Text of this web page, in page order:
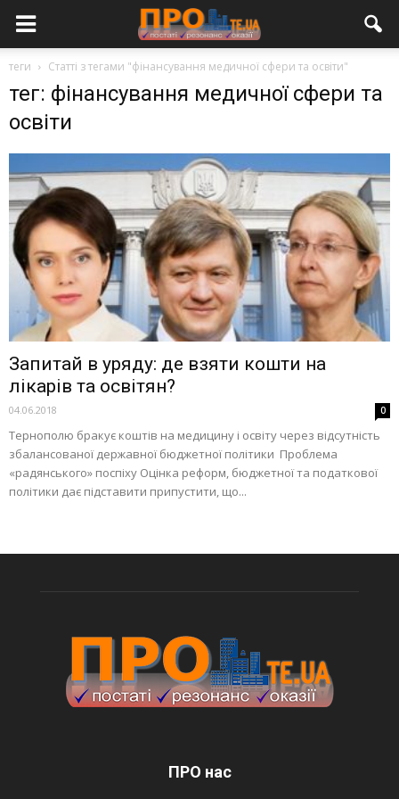
теги Статті з тегами "фінансування медичної сфери та освіти"
тег: фінансування медичної сфери та
освіти
Запитай в уряду: де взяти кошти на
лікарів та освітян?
04.06.2018 0
Тернополю бракує коштів на медицину і освіту через відсутність
збалансованої державної бюджетної політики Проблема
«радянського» поспіху Оцінка реформ, бюджетної та податкової
політики дає підставити припустити, що...
ПРО нас